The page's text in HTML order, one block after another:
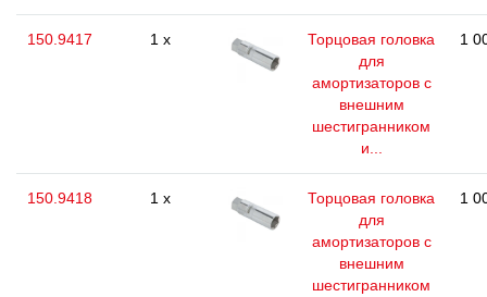
150.9417 1 x
Торцовая головка
для
амортизаторов с
внешним
шестигранником
и...
1
150.9418 1 x
Торцовая головка
для
амортизаторов с
внешним
шестигранником
1